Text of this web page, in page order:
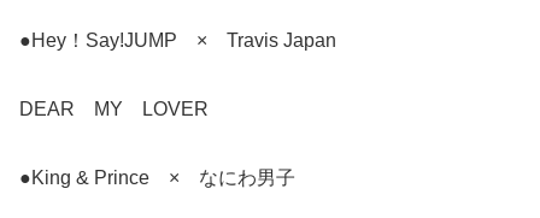
●Hey！Say!JUMP × Travis Japan
DEAR MY LOVER
●King & Prince × なにわ男子